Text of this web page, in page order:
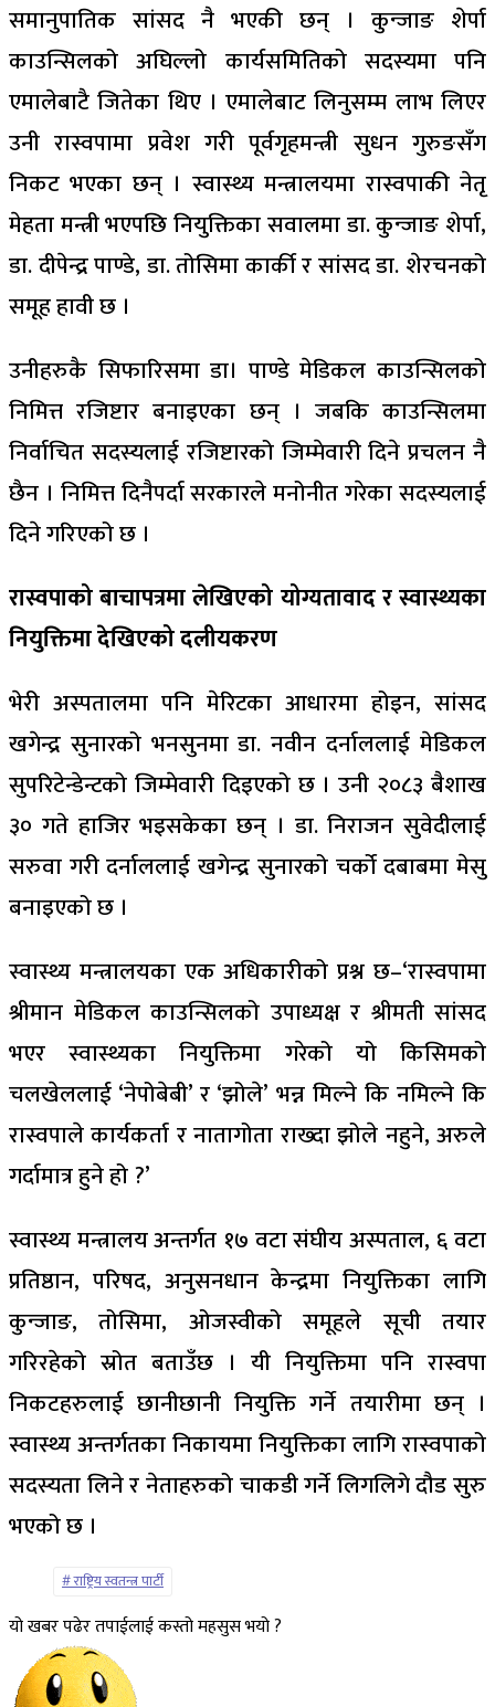
समानुपातिक सांसद नै भएकी छन् । कुन्जाङ शेर्पा
काउन्सिलको अघिल्लो कार्यसमितिको सदस्यमा पनि
एमालेबाटै जितेका थिए । एमालेबाट लिनुसम्म लाभ लिएर
उनी रास्वपामा प्रवेश गरी पूर्वगृहमन्त्री सुधन गुरुङसँग
निकट भएका छन् । स्वास्थ्य मन्त्रालयमा रास्वपाकी नेतृ
मेहता मन्त्री भएपछि नियुक्तिका सवालमा डा. कुन्जाङ शेर्पा,
डा. दीपेन्द्र पाण्डे, डा. तोसिमा कार्की र सांसद डा. शेरचनको
समूह हावी छ ।
उनीहरुकै सिफारिसमा डा। पाण्डे मेडिकल काउन्सिलको
निमित्त रजिष्टार बनाइएका छन् । जबकि काउन्सिलमा
निर्वाचित सदस्यलाई रजिष्टारको जिम्मेवारी दिने प्रचलन नै
छैन । निमित्त दिनैपर्दा सरकारले मनोनीत गरेका सदस्यलाई
दिने गरिएको छ ।
रास्वपाको बाचापत्रमा लेखिएको योग्यतावाद र स्वास्थ्यका
नियुक्तिमा देखिएको दलीयकरण
भेरी अस्पतालमा पनि मेरिटका आधारमा होइन, सांसद
खगेन्द्र सुनारको भनसुनमा डा. नवीन दर्नाललाई मेडिकल
सुपरिटेन्डेन्टको जिम्मेवारी दिइएको छ । उनी २०८३ बैशाख
३० गते हाजिर भइसकेका छन् । डा. निराजन सुवेदीलाई
सरुवा गरी दर्नाललाई खगेन्द्र सुनारको चर्को दबाबमा मेसु
बनाइएको छ ।
स्वास्थ्य मन्त्रालयका एक अधिकारीको प्रश्न छ–‘रास्वपामा
श्रीमान मेडिकल काउन्सिलको उपाध्यक्ष र श्रीमती सांसद
भएर स्वास्थ्यका नियुक्तिमा गरेको यो किसिमको
चलखेललाई ‘नेपोबेबी’ र ‘झोले’ भन्न मिल्ने कि नमिल्ने कि
रास्वपाले कार्यकर्ता र नातागोता राख्दा झोले नहुने, अरुले
गर्दामात्र हुने हो ?’
स्वास्थ्य मन्त्रालय अन्तर्गत १७ वटा संघीय अस्पताल, ६ वटा
प्रतिष्ठान, परिषद, अनुसनधान केन्द्रमा नियुक्तिका लागि
कुन्जाङ, तोसिमा, ओजस्वीको समूहले सूची तयार
गरिरहेको स्रोत बताउँछ । यी नियुक्तिमा पनि रास्वपा
निकटहरुलाई छानीछानी नियुक्ति गर्ने तयारीमा छन् ।
स्वास्थ्य अन्तर्गतका निकायमा नियुक्तिका लागि रास्वपाको
सदस्यता लिने र नेताहरुको चाकडी गर्ने लिगलिगे दौड सुरु
भएको छ ।
राष्ट्रिय स्वतन्त्र पार्टी
यो खबर पढेर तपाईलाई कस्तो महसुस भयो ?